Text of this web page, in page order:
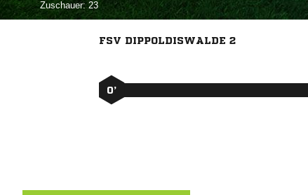
Zuschauer:23
FSV DIPPOLDISWALDE 2
0’